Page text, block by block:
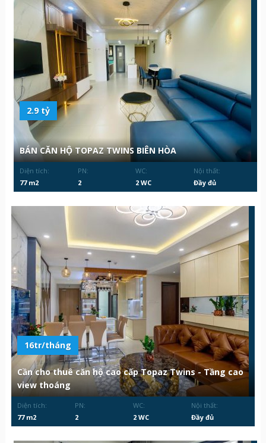
2.9 tỷ
BÁN CĂN HỘ TOPAZ TWINS BIÊN HÒA
Diện tích:
77 m2
PN:
2
WC:
2 WC
Nội thất:
Đầy đủ
16tr/tháng
Cần cho thuê căn hộ cao cấp Topaz Twins - Tầng cao
view thoáng
Diện tích:
77 m2
PN:
2
WC:
2 WC
Nội thất:
Đầy đủ